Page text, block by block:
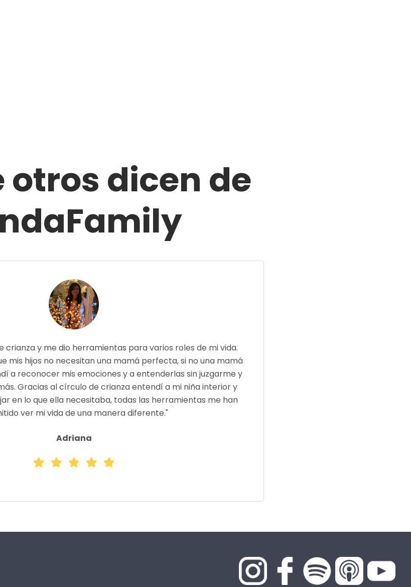
otros dicen de
de mi vida.
si no una mamá
sin juzgarme y
niña interior y
me han
"El círculo de crianza de KindaFamily me mostró cosas en mí que no había visto que
debía trabajar en ellas para poder tener una relación sana con mi familia y mi
Es un lugar donde puedes abrir tu corazón y aprender a cuidar de él. No se limita a
madres solamente, estoy casada y aún no tengo hijos y encontré mucho valor en
lugar."